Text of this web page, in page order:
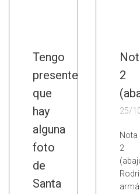
Tengo
presente
que
hay
alguna
foto
de
Santa
2
25/
Nota
2
armá